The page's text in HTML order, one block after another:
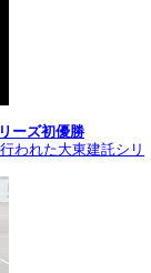
ーズ初優勝
われた大東建託シリ